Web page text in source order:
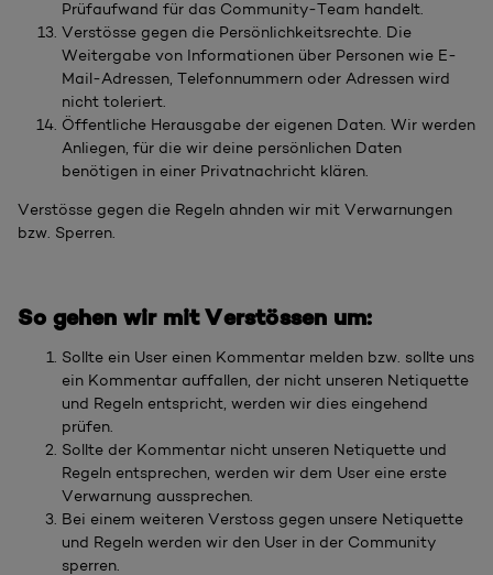
Prüfaufwand für das Community-Team handelt.
Verstösse gegen die Persönlichkeitsrechte. Die
Weitergabe von Informationen über Personen wie E-
Mail-Adressen, Telefonnummern oder Adressen wird
nicht toleriert.
Öffentliche Herausgabe der eigenen Daten. Wir werden
Anliegen, für die wir deine persönlichen Daten
benötigen in einer Privatnachricht klären.
Verstösse gegen die Regeln ahnden wir mit Verwarnungen
bzw. Sperren.
So gehen wir mit Verstössen um:
Sollte ein User einen Kommentar melden bzw. sollte uns
ein Kommentar auffallen, der nicht unseren Netiquette
und Regeln entspricht, werden wir dies eingehend
prüfen.
Sollte der Kommentar nicht unseren Netiquette und
Regeln entsprechen, werden wir dem User eine erste
Verwarnung aussprechen.
Bei einem weiteren Verstoss gegen unsere Netiquette
und Regeln werden wir den User in der Community
sperren.